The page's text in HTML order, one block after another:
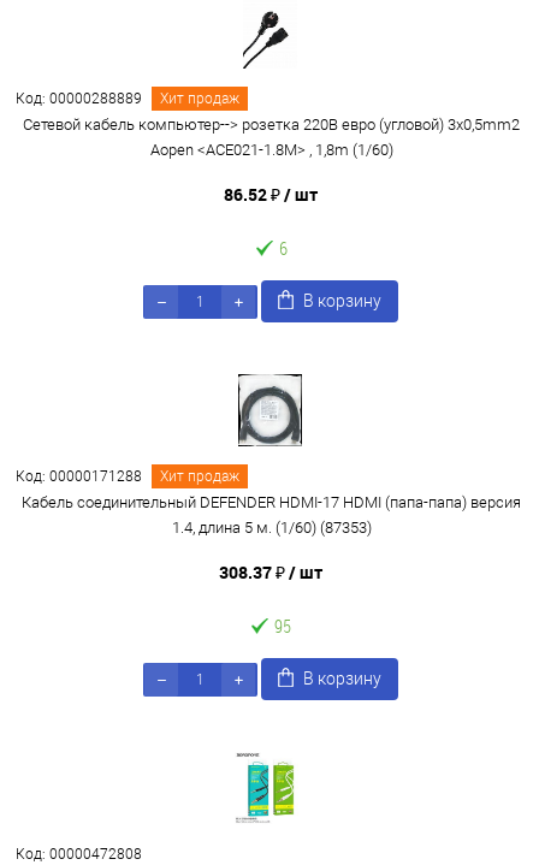
Код: 00000288889 Хит продаж
Сетевой кабель компьютер--> розетка 220В евро (угловой) 3х0,5mm2
Aopen <ACE021-1.8M> , 1,8m (1/60)
86.52 ₽/ шт
6
В корзину
Код: 00000171288 Хит продаж
Кабель соединительный DEFENDER HDMI-17 HDMI (папа-папа) версия
1.4, длина 5 м. (1/60) (87353)
308.37 ₽/ шт
95
В корзину
Код: 00000472808